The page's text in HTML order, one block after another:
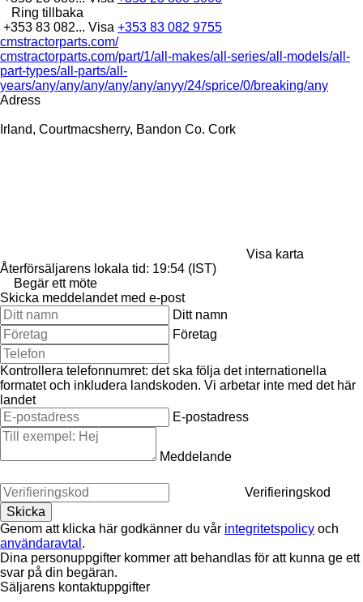
Ring tillbaka
+353 83 082... Visa +353 83 082 9755
cmstractorparts.com/
cmstractorparts.com/part/1/all-makes/all-series/all-models/all-
part-types/all-parts/all-
years/any/any/any/any/any/anyy/24/sprice/0/breaking/any
Adress
Irland, Courtmacsherry, Bandon Co. Cork
Visa karta
Återförsäljarens lokala tid: 19:54 (IST)
Begär ett möte
Skicka meddelandet med e-post
Ditt namn
Företag
Kontrollera telefonnumret: det ska följa det internationella
formatet och inkludera landskoden. Vi arbetar inte med det här
landet
E-postadress
Meddelande
Verifieringskod
Genom att klicka här godkänner du vår integritetspolicy och
användaravtal .
Dina personuppgifter kommer att behandlas för att kunna ge ett
svar på din begäran.
Säljarens kontaktuppgifter